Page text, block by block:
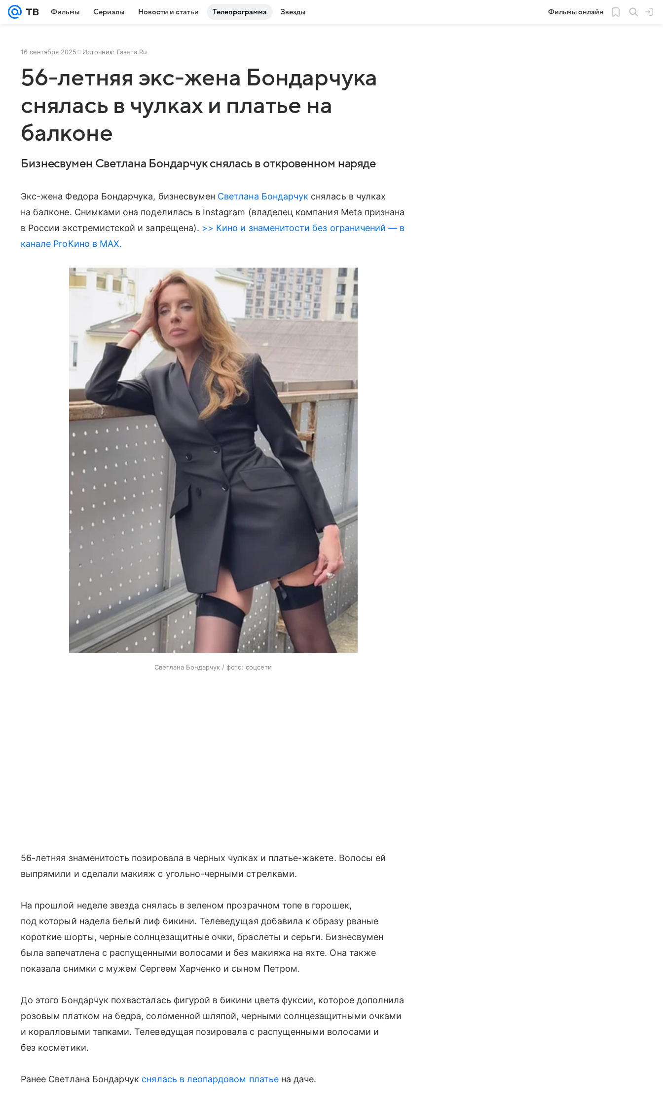
Фильмы Сериалы Новости и статьи Телепрограмма Звезды Фильмы онлайн
16 сентября 2025 Источник: Газета.Ru
56-летняя экс-жена Бондарчука
снялась в чулках и платье на
балконе
Бизнесвумен Светлана Бондарчук снялась в откровенном наряде
Экс-жена Федора Бондарчука, бизнесвумен Светлана Бондарчук снялась в чулках
на балконе. Снимками она поделилась в Instagram (владелец компания Meta признана
в России экстремистской и запрещена). >> Кино и знаменитости без ограничений — в
канале ProКино в MAX.
Светлана Бондарчук / фото: соцсети
56-летняя знаменитость позировала в черных чулках и платье-жакете. Волосы ей
выпрямили и сделали макияж с угольно-черными стрелками.
На прошлой неделе звезда снялась в зеленом прозрачном топе в горошек,
под который надела белый лиф бикини. Телеведущая добавила к образу рваные
короткие шорты, черные солнцезащитные очки, браслеты и серьги. Бизнесвумен
была запечатлена с распущенными волосами и без макияжа на яхте. Она также
показала снимки с мужем Сергеем Харченко и сыном Петром.
До этого Бондарчук похвасталась фигурой в бикини цвета фуксии, которое дополнила
розовым платком на бедра, соломенной шляпой, черными солнцезащитными очками
и коралловыми тапками. Телеведущая позировала с распущенными волосами и
без косметики.
Ранее Светлана Бондарчук снялась в леопардовом платьена даче.